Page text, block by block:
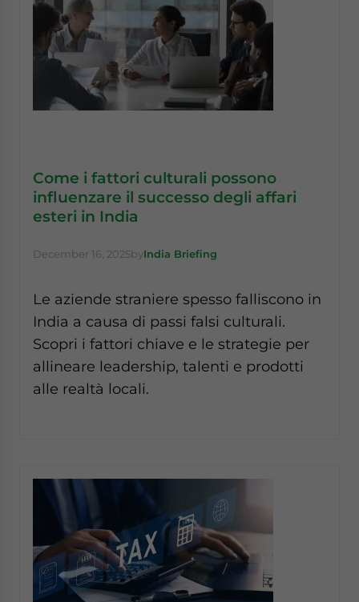
Come i fattori culturali possono
influenzare il successo degli affari
esteri in India
December 16, 2025byIndia Briefing
Le aziende straniere spesso falliscono in
India a causa di passi falsi culturali.
Scopri i fattori chiave e le strategie per
allineare leadership, talenti e prodotti
alle realtà locali.